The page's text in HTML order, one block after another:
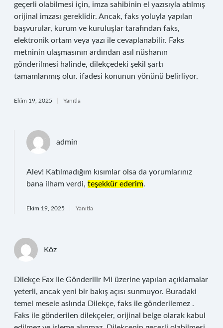
geçerli olabilmesi için, imza sahibinin el yazısıyla atılmış
orijinal imzası gereklidir. Ancak, faks yoluyla yapılan
başvurular, kurum ve kuruluşlar tarafından faks,
elektronik ortam veya yazı ile cevaplanabilir. Faks
metninin ulaşmasının ardından asıl nüshanın
gönderilmesi halinde, dilekçedeki şekil şartı
tamamlanmış olur. ifadesi konunun yönünü belirliyor.
Ekim 19, 2025 Yanıtla
admin
Alev! Katılmadığım kısımlar olsa da yorumlarınız
bana ilham verdi, teşekkür ederim.
Ekim 19, 2025 Yanıtla
Köz
Dilekçe Fax Ile Gönderilir Mi üzerine yapılan açıklamalar
yeterli, ancak yeni bir bakış açısı sunmuyor. Buradaki
temel mesele aslında Dilekçe, faks ile gönderilemez .
Faks ile gönderilen dilekçeler, orijinal belge olarak kabul